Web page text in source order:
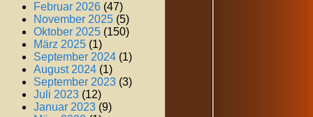
Februar 2026 (47)
November 2025 (5)
Oktober 2025 (150)
März 2025 (1)
September 2024 (1)
August 2024 (1)
September 2023 (3)
Juli 2023 (12)
Januar 2023 (9)